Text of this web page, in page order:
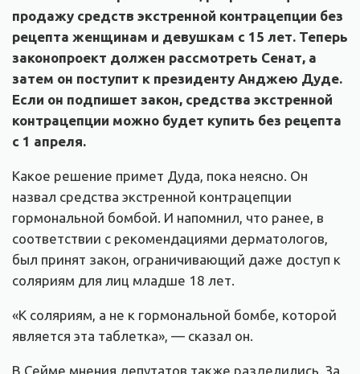
продажу средств экстренной контрацепции без
рецепта женщинам и девушкам с 15 лет. Теперь
законопроект должен рассмотреть Сенат, а
затем он поступит к президенту Анджею Дуде.
Если он подпишет закон, средства экстренной
контрацепции можно будет купить без рецепта
с 1 апреля.
Какое решение примет Дуда, пока неясно. Он
назвал средства экстренной контрацепции
гормональной бомбой. И напомнил, что ранее, в
соответствии с рекомендациями дерматологов,
был принят закон, ограничивающий даже доступ к
соляриям для лиц младше 18 лет.
«К соляриям, а не к гормональной бомбе, которой
является эта таблетка», — сказал он.
В Сейме мнения депутатов также разделились. За